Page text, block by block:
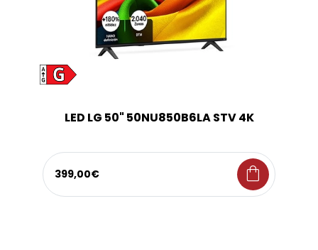
LED LG 50" 50NU850B6LA STV 4K
399,00€ shopping_bag